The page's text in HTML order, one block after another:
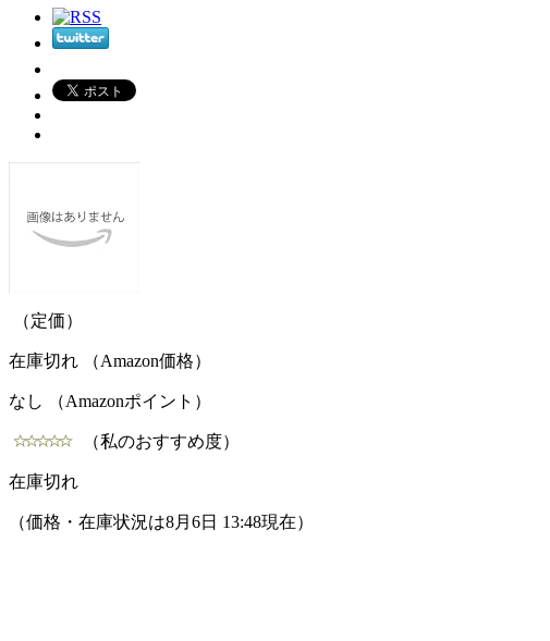
（定価）
在庫切れ （Amazon価格）
なし （Amazonポイント）
（私のおすすめ度）
在庫切れ
（価格・在庫状況は8月6日 13:48現在）